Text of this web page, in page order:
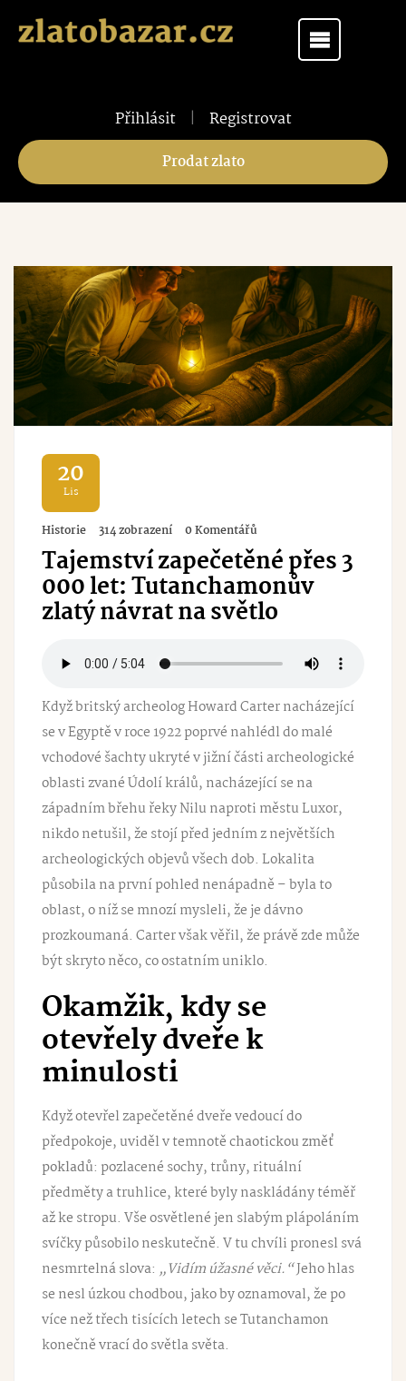
Přihlásit | Registrovat
Prodat zlato
20
Lis
Historie 314 zobrazení 0 Komentářů
Tajemství zapečetěné přes 3
000 let: Tutanchamonův
zlatý návrat na světlo
Když britský archeolog Howard Carter nacházející
se v Egyptě v roce 1922 poprvé nahlédl do malé
vchodové šachty ukryté v jižní části archeologické
oblasti zvané Údolí králů, nacházející se na
západním břehu řeky Nilu naproti městu Luxor,
nikdo netušil, že stojí před jedním z největších
archeologických objevů všech dob. Lokalita
působila na první pohled nenápadně – byla to
oblast, o níž se mnozí mysleli, že je dávno
prozkoumaná. Carter však věřil, že právě zde může
být skryto něco, co ostatním uniklo.
Okamžik, kdy se
otevřely dveře k
minulosti
Když otevřel zapečetěné dveře vedoucí do
předpokoje, uviděl v temnotěchaotickou změť
pokladů: pozlacené sochy, trůny, rituální
předměty a truhlice, které byly naskládány téměř
až ke stropu. Vše osvětlené jen slabým plápoláním
svíčky působilo neskutečně. V tu chvíli pronesl svá
nesmrtelná slova: „Vidím úžasné věci.“Jeho hlas
se nesl úzkou chodbou, jako by oznamoval, že po
více než třech tisících letech se Tutanchamon
konečně vrací do světla světa.